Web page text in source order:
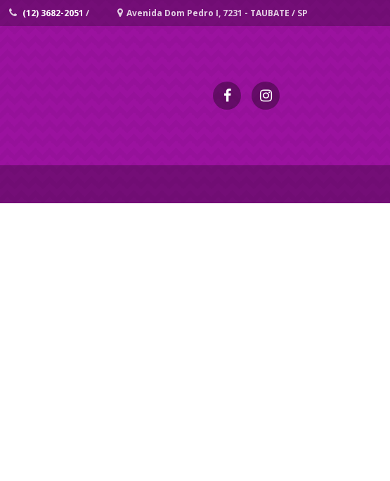
Avenida Dom Pedro I, 7231 - TAUBATE / SP
(12) 3682-2051 /